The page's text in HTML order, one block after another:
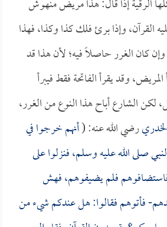
الرقية إذا قال: هذا مريض منهوش
القرآن، وإذا برئ فلك كذا وكذا، فهذا
كان الغرر حاصلاً فيه؛ لأن هذا قد
المريض، وقد يقرأ الفاتحة فقط فيبرأ
الشارع أباح هذا النوع من الغرر،
رضي الله عنه: (أنهم خرجوا في
صلى الله عليه وسلم، فنزلوا على
فلم يضيفوهم، فهش
فأتوهم فقالوا: هل عندكم شيء من